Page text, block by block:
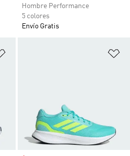
Hombre Performance
5 colores
Envío Gratis